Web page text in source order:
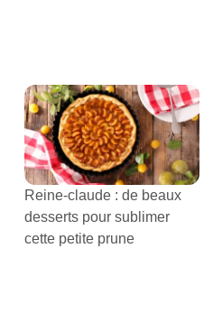
Reine-claude : de beaux
desserts pour sublimer
cette petite prune